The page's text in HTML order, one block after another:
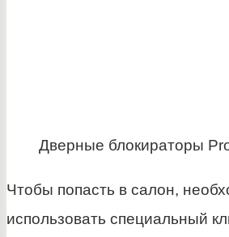
Дверные блокираторы
Чтобы попасть в салон,
использовать специальный